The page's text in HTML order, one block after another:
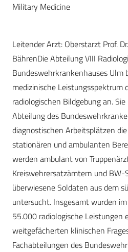
Military Medicine
Leitender Arzt: Oberstarzt Prof.
BährenDie Abteilung VIII
Bundeswehrkrankenhauses
medizinische Leistungsspektrum
radiologischen Bildgebung an.
Abteilung des
diagnostischen Arbeitsplätzen
stationären und ambulanten
werden ambulant von
Kreiswehrersatzämtern und
überwiesene Soldaten aus dem
untersucht. Insgesamt wurden
55.000 radiologische Leistungen
weitgefächerten klinischen
Fachabteilungen des